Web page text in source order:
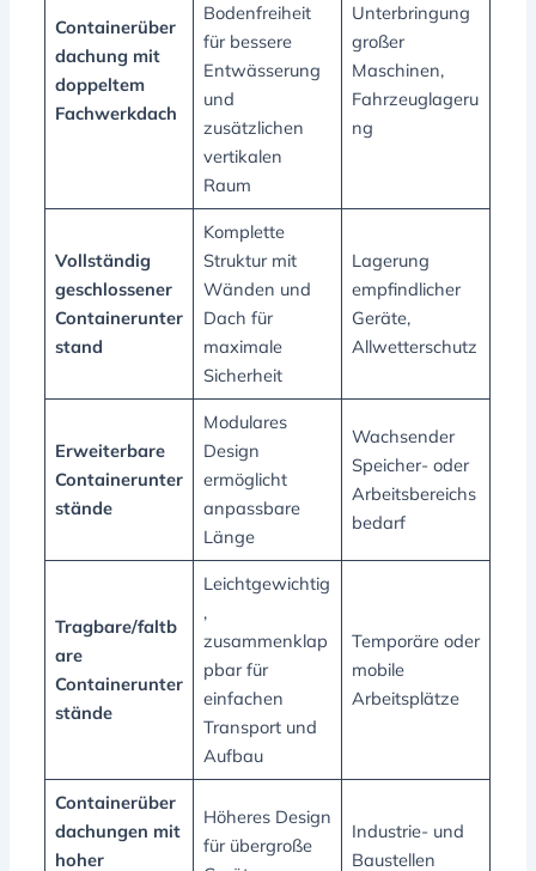
Containerüber
dachung mit
doppeltem
Fachwerkdach
Bodenfreiheit
für bessere
Entwässerung
und
zusätzlichen
vertikalen
Raum
Unterbringung
großer
Maschinen,
Fahrzeuglageru
ng
Vollständig
geschlossener
Containerunter
stand
Komplette
Struktur mit
Wänden und
Dach für
maximale
Sicherheit
Lagerung
empfindlicher
Geräte,
Allwetterschutz
Erweiterbare
Containerunter
stände
Modulares
Design
ermöglicht
anpassbare
Länge
Wachsender
Speicher- oder
Arbeitsbereichs
bedarf
Tragbare/faltb
are
Containerunter
stände
Leichtgewichtig
,
zusammenklap
pbar für
einfachen
Transport und
Aufbau
Temporäre oder
mobile
Arbeitsplätze
Containerüber
dachungen mit
hoher
Höheres Design
für übergroße
Industrie- und
Baustellen